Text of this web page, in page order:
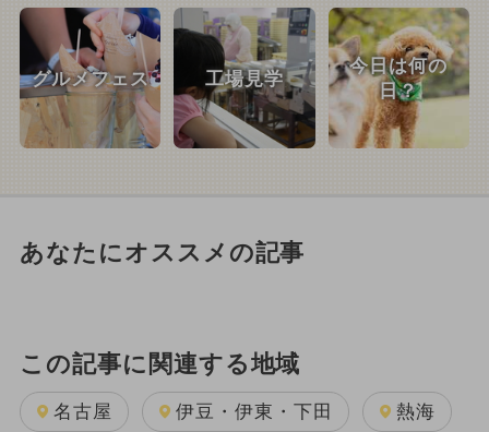
グルメフェス 工場見学
今日は何の
日？
あなたにオススメの記事
この記事に関連する地域
名古屋 伊豆・伊東・下田 熱海